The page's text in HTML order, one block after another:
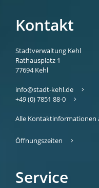
Kontakt
Stadtverwaltung Kehl
Rathausplatz 1
77694 Kehl
info@stadt-kehl.de
+49 (0) 7851 88-0
Alle Kontaktinformationen
Öffnungszeiten
Service